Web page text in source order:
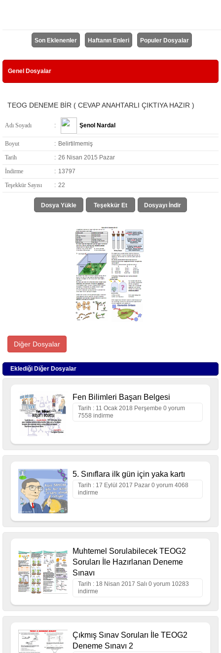
Son Eklenenler Haftanın Enleri Populer Dosyalar
Genel Dosyalar
TEOG DENEME BİR ( CEVAP ANAHTARLI ÇIKTIYA HAZIR )
Adı Soyadı : Şenol Nardal
Boyut : Belirtilmemiş
Tarih
: 26 Nisan 2015 Pazar
İndirme
: 13797
Teşekkür Sayısı
: 22
Dosya Yükle Teşekkür Et Dosyayı İndir
Diğer Dosyalar
Eklediği Diğer Dosyalar
Fen Bilimleri Başarı Belgesi
Tarih : 11 Ocak 2018 Perşembe 0 yorum
7558 indirme
5. Sınıflara ilk gün için yaka kartı
Tarih : 17 Eylül 2017 Pazar 0 yorum 4068
indirme
Muhtemel Sorulabilecek TEOG2
Soruları İle Hazırlanan Deneme
Sınavı
Tarih : 18 Nisan 2017 Salı 0 yorum 10283
indirme
Çıkmış Sınav Soruları İle TEOG2
Deneme Sınavı 2